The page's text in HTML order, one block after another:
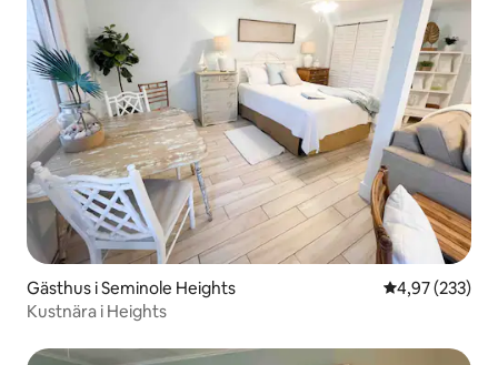
Gästhus i Seminole Heights 4,97 av 5 i
4,97 (233)
Kustnära i Heights